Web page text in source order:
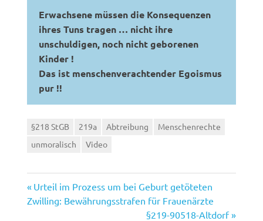
Erwachsene müssen die Konsequenzen
ihres Tuns tragen … nicht ihre
unschuldigen, noch nicht geborenen
Kinder !
Das ist menschenverachtender Egoismus
pur !!
§218 StGB 219a Abtreibung
Menschenrechte
unmoralisch
Video
Beitragsnavigation
Vorheriger
Beitrag:
Urteil im Prozess um bei Geburt getöteten
Zwilling: Bewährungsstrafen für Frauenärzte
Nächster
§219-90518-Altdorf